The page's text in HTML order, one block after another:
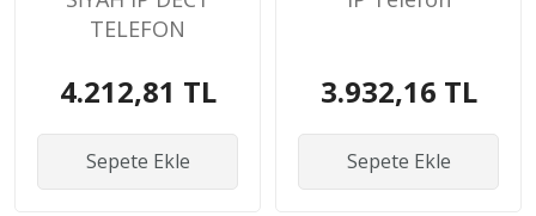
TELEFON
4.212,81 TL
Sepete Ekle
3.932,16 TL
Sepete Ekle